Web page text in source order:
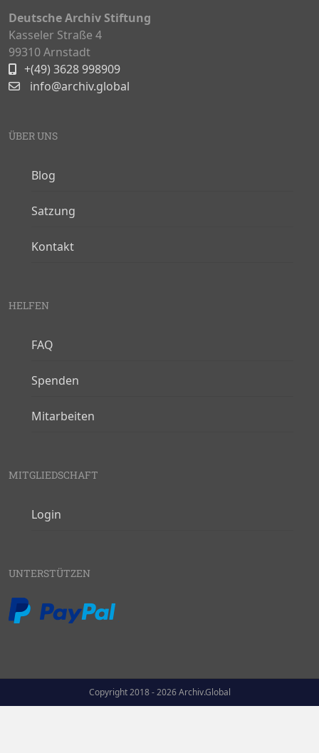
Deutsche Archiv Stiftung
Kasseler Straße 4
99310 Arnstadt
+(49) 3628 998909
info@archiv.global
ÜBER UNS
Blog
Satzung
Kontakt
HELFEN
FAQ
Spenden
Mitarbeiten
MITGLIEDSCHAFT
Login
UNTERSTÜTZEN
Copyright 2018 - 2026 Archiv.Global